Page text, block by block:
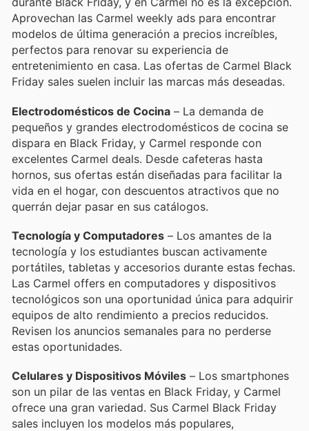
Aprovechan las Carmel weekly ads para encontrar
modelos de última generación a precios increíbles,
perfectos para renovar su experiencia de
entretenimiento en casa. Las ofertas de Carmel Black
Friday sales suelen incluir las marcas más deseadas.
Electrodomésticos de Cocina – La demanda de
pequeños y grandes electrodomésticos de cocina se
dispara en Black Friday, y Carmel responde con
excelentes Carmel deals. Desde cafeteras hasta
hornos, sus ofertas están diseñadas para facilitar la
vida en el hogar, con descuentos atractivos que no
querrán dejar pasar en sus catálogos.
Tecnología y Computadores – Los amantes de la
tecnología y los estudiantes buscan activamente
portátiles, tabletas y accesorios durante estas fechas.
Las Carmel offers en computadores y dispositivos
tecnológicos son una oportunidad única para adquirir
equipos de alto rendimiento a precios reducidos.
Revisen los anuncios semanales para no perderse
estas oportunidades.
Celulares y Dispositivos Móviles – Los smartphones
son un pilar de las ventas en Black Friday, y Carmel
ofrece una gran variedad. Sus Carmel Black Friday
sales incluyen los modelos más populares,